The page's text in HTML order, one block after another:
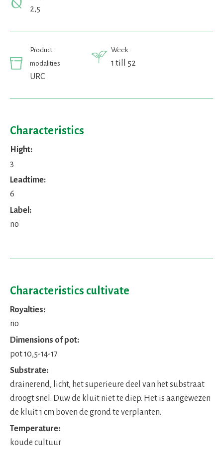
2,5
Product
modalities
URC
Week
1 till 52
Characteristics
Hight:
3
Leadtime:
6
Label:
no
Characteristics cultivate
Royalties:
no
Dimensions of pot:
pot 10,5-14-17
Substrate:
drainerend, licht, het superieure deel van het substraat
droogt snel. Duw de kluit niet te diep. Het is aangewezen
de kluit 1 cm boven de grond te verplanten.
Temperature:
koude cultuur